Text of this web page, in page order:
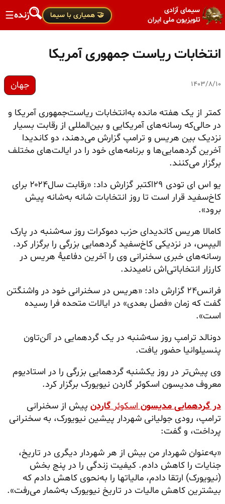
سیمای آزادی
تلویزیون ملی ایران
🤝 همیاری با سیما زنده☰
انتخابات ریاست‌ جمهوری آمریکا
۱۴۰۳/۸/۱۰ جهان
کمتر از یک هفته مانده به‌انتخابات ریاست‌‌‌جمهوری آمریکا و
در حالی‌که رسانه‌های آمریکایی و بین‌المللی از رقابت بسیار
نزدیک بین هریس و ترامپ گزارش می‌دهند، دو کاندیدا
آخرین گردهمایی‌ها و برنامه‌های خود را در ایالت‌های مختلف
برگزار می‌کنند.
یو اس ای تودی ۲۹اکتبر گزارش داد: «رقابت سال‌۲۰۲۴ برای
کاخ‌سفید قرار است تا روز انتخابات شانه به‌شانه پیش
برود».
کامالا هریس کاندیدای حزب دموکرات روز سه‌شنبه در پارک
الیپس، در نزدیکی کاخ‌سفید گردهمایی بزرگی را برگزار کرد.
رسانه‌های خبری سخنرانی وی را آخرین دفاعیهٔ هریس در
کارزار انتخاباتی‌اش نامیدند.
فرانس۲۴ گزارش داد: «هریس در سخنرانی خود در واشنگتن
گفت که زمان «فصل بعدی» در ایالات متحده فرا رسیده
است».
دونالد ترامپ روز سه‌شنبه در یک گردهمایی در آلن‌تاون
پنسیلوانیا حضور یافت.
وی پیش‌تر در روز یکشنبه گردهمایی بزرگی را در استادیوم
معروف مدیسون اسکوئر گاردن نیویورک برگزار کرد.
در گردهمایی مدیسوناسکوئرگاردن پیش از سخنرانی
ترامپ، رودی جولیانی شهردار پیشین نیویورک، به سخنرانی
پرداخت، و گفت:
«به‌عنوان شهردار من بیش از هر شهردار دیگری در تاریخ،
جنایات را کاهش دادم. کیفیت زندگی را در پنج بخش
(نیویورک) ارتقا دادم، مالیاتها را به‌نحوی کاهش دادم که
بیشترین کاهش مالیات در تاریخ نیویورک به‌شمار می‌رفت».